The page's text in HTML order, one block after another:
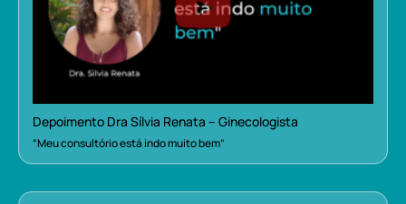
Depoimento Dra Sílvia Renata – Ginecologista
“Meu consultório está indo muito bem”